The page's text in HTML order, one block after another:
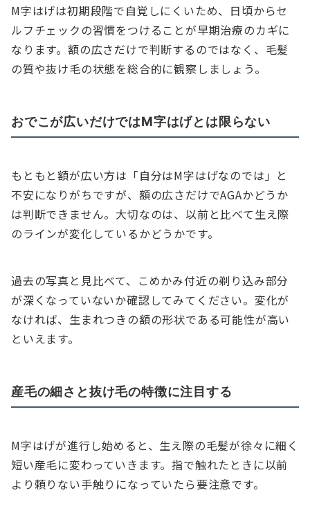
M字はげは初期段階で自覚しにくいため、日頃からセ
ルフチェックの習慣をつけることが早期治療のカギに
なります。額の広さだけで判断するのではなく、毛髪
の質や抜け毛の状態を総合的に観察しましょう。
おでこが広いだけではM字はげとは限らない
もともと額が広い方は「自分はM字はげなのでは」と
不安になりがちですが、額の広さだけでAGAかどうか
は判断できません。大切なのは、以前と比べて生え際
のラインが変化しているかどうかです。
過去の写真と見比べて、こめかみ付近の剃り込み部分
が深くなっていないか確認してみてください。変化が
なければ、生まれつきの額の形状である可能性が高い
といえます。
産毛の細さと抜け毛の特徴に注目する
M字はげが進行し始めると、生え際の毛髪が徐々に細く
短い産毛に変わっていきます。指で触れたときに以前
より頼りない手触りになっていたら要注意です。